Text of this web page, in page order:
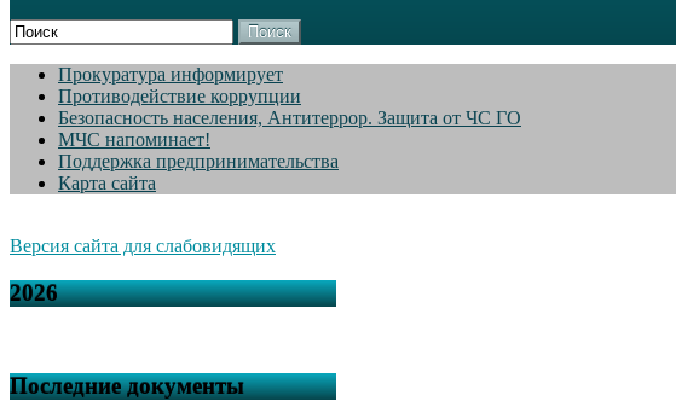
Поиск
Прокуратура информирует
Противодействие коррупции
Безопасность населения, Антитеррор. Защита от ЧС ГО
МЧС напоминает!
Поддержка предпринимательства
Карта сайта
Версия сайта для слабовидящих
2026
Последние документы